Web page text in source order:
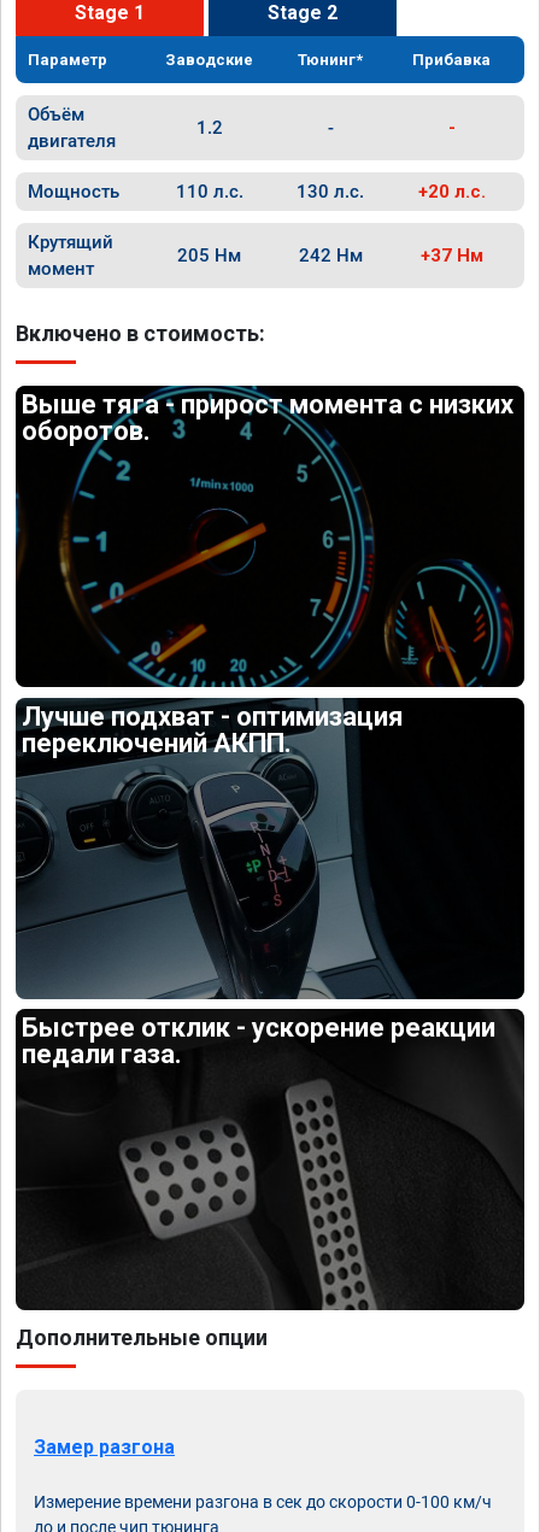
Stage 1 Stage 2
Параметр Заводские Тюнинг* Прибавка
Объём
двигателя
1.2 - -
Мощность 110 л.с. 130 л.с. +20 л.с.
Крутящий
момент
205 Нм 242 Нм +37 Нм
Включено в стоимость:
Выше тяга - прирост момента с низких
оборотов.
Лучше подхват - оптимизация
переключений АКПП.
Быстрее отклик - ускорение реакции
педали газа.
Дополнительные опции
Замер разгона
Измерение времени разгона в сек до скорости 0-100 км/ч
до и после чип тюнинга